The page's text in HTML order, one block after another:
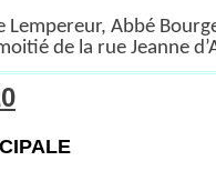
Abbé
de la rue Jeanne